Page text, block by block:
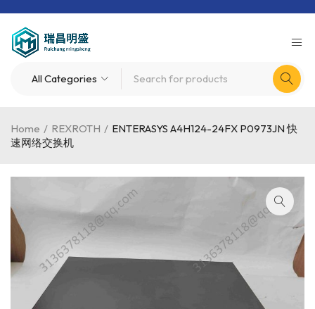
Home / REXROTH / ENTERASYS A4H124-24FX P0973JN 快
速网络交换机